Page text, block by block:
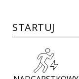
STARTUJ